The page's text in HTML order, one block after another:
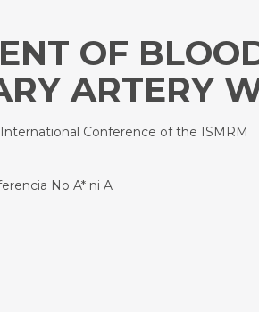
OF
ARTERY
Conference of the ISMRM
No A* ni A